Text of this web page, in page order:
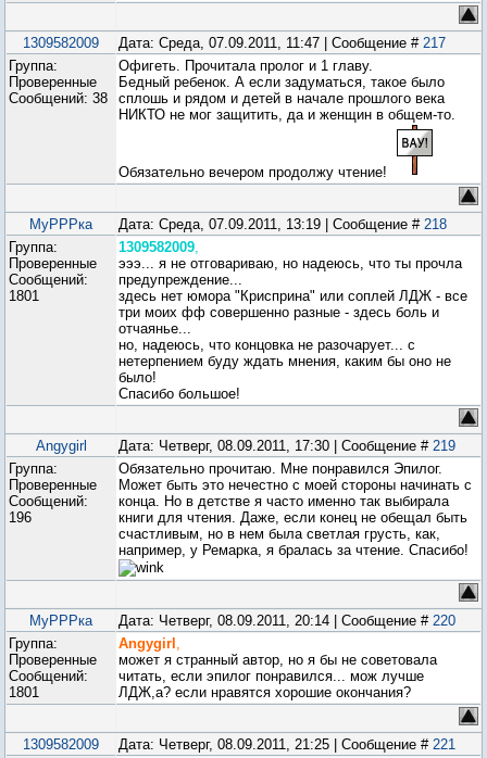
1309582009 Дата: Среда, 07.09.2011, 11:47 | Сообщение # 217
Группа:
Проверенные
Сообщений: 38
Офигеть. Прочитала пролог и 1 главу.
Бедный ребенок. А если задуматься, такое было
сплошь и рядом и детей в начале прошлого века
НИКТО не мог защитить, да и женщин в общем-то.
Обязательно вечером продолжу чтение!
МуРРРка Дата: Среда, 07.09.2011, 13:19 | Сообщение # 218
Группа:
Проверенные
Сообщений:
1801
1309582009,
эээ... я не отговариваю, но надеюсь, что ты прочла
предупреждение...
здесь нет юмора "Крисприна" или соплей ЛДЖ - все
три моих фф совершенно разные - здесь боль и
отчаянье...
но, надеюсь, что концовка не разочарует... с
нетерпением буду ждать мнения, каким бы оно не
было!
Спасибо большое!
Angygirl Дата: Четверг, 08.09.2011, 17:30 | Сообщение # 219
Группа:
Проверенные
Сообщений:
196
Обязательно прочитаю. Мне понравился Эпилог.
Может быть это нечестно с моей стороны начинать с
конца. Но в детстве я часто именно так выбирала
книги для чтения. Даже, если конец не обещал быть
счастливым, но в нем была светлая грусть, как,
например, у Ремарка, я бралась за чтение. Спасибо!
МуРРРка Дата: Четверг, 08.09.2011, 20:14 | Сообщение # 220
Группа:
Проверенные
Сообщений:
1801
Angygirl ,
может я странный автор, но я бы не советовала
читать, если эпилог понравился... мож лучше
ЛДЖ,а? если нравятся хорошие окончания?
1309582009 Дата: Четверг, 08.09.2011, 21:25 | Сообщение # 221